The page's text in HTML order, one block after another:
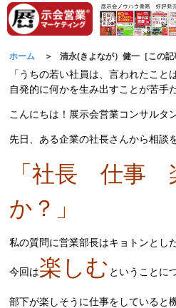
ホーム 清永(きよなが）健一［この記
「うちの若い社員は、言われたこと
自発的に何かを生み出すことが苦手だ
こんにちは！展示会営業コンサルタ
先日、ある企業の社長さんから相談
「社長 仕事
か？」
私の質問に営業部長はキョトンとし
今回は楽しむ ということに
部下が楽しそうに仕事をしていると